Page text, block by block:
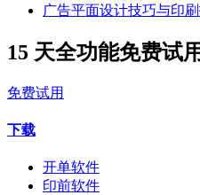
广告平面设计技巧与印
15 天全功能免费试
免费试用
下载
开单软件
印前软件